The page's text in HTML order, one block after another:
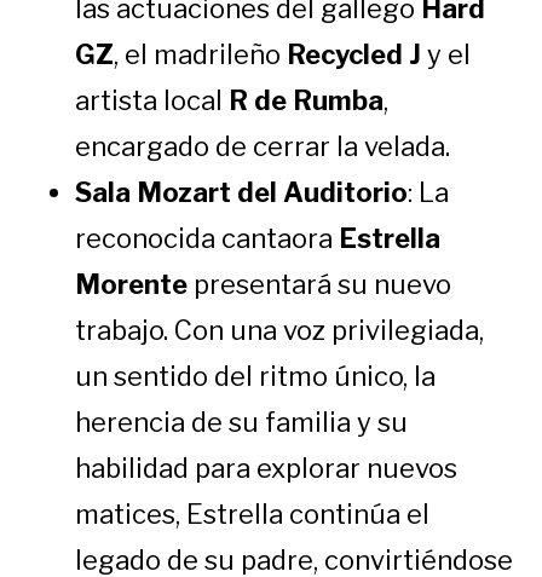
las actuaciones del gallego Hard
GZ, el madrileño Recycled J y el
artista local R de Rumba,
encargado de cerrar la velada.
Sala Mozart del Auditorio: La
reconocida cantaora Estrella
Morente presentará su nuevo
trabajo. Con una voz privilegiada,
un sentido del ritmo único, la
herencia de su familia y su
habilidad para explorar nuevos
matices, Estrella continúa el
legado de su padre, convirtiéndose